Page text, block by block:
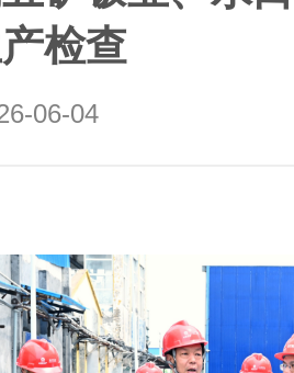
检查
06-04